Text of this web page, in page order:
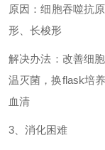
原因：细胞吞噬抗
形、长梭形
解决办法：改善细
温灭菌，换flask培
血清
3、消化困难